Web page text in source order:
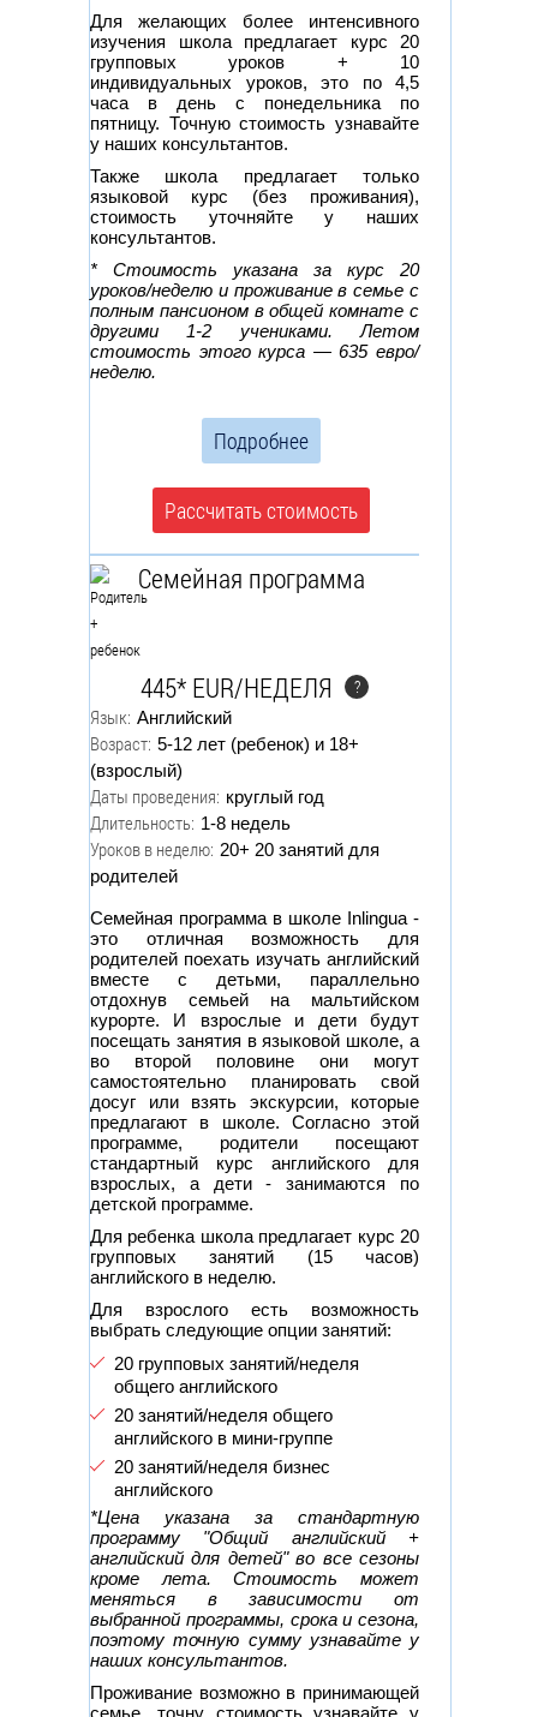
Для желающих более интенсивного
изучения школа предлагает курс 20
групповых уроков + 10
индивидуальных уроков, это по 4,5
часа в день с понедельника по
пятницу. Точную стоимость узнавайте
у наших консультантов.
Также школа предлагает только
языковой курс (без проживания),
стоимость уточняйте у наших
консультантов.
* Стоимость указана за курс 20
уроков/неделю и проживание в семье с
полным пансионом в общей комнате с
другими 1-2 учениками. Летом
стоимость этого курса — 635 евро/
неделю.
Подробнее
Рассчитать стоимость
Семейная программа
445* EUR/НЕДЕЛЯ ?
Язык: Английский
Возраст: 5-12 лет (ребенок) и 18+
(взрослый)
Даты проведения: круглый год
Длительность: 1-8 недель
Уроков в неделю: 20+ 20 занятий для
родителей
Семейная программа в школе Inlingua -
это отличная возможность для
родителей поехать изучать английский
вместе с детьми, параллельно
отдохнув семьей на мальтийском
курорте. И взрослые и дети будут
посещать занятия в языковой школе, а
во второй половине они могут
самостоятельно планировать свой
досуг или взять экскурсии, которые
предлагают в школе. Согласно этой
программе, родители посещают
стандартный курс английского для
взрослых, а дети - занимаются по
детской программе.
Для ребенка школа предлагает курс 20
групповых занятий (15 часов)
английского в неделю.
Для взрослого есть возможность
выбрать следующие опции занятий:
20 групповых занятий/неделя
общего английского
20 занятий/неделя общего
английского в мини-группе
20 занятий/неделя бизнес
английского
*Цена указана за стандартную
программу "Общий английский +
английский для детей" во все сезоны
кроме лета. Стоимость может
меняться в зависимости от
выбранной программы, срока и сезона,
поэтому точную сумму узнавайте у
наших консультантов.
Проживание возможно в принимающей